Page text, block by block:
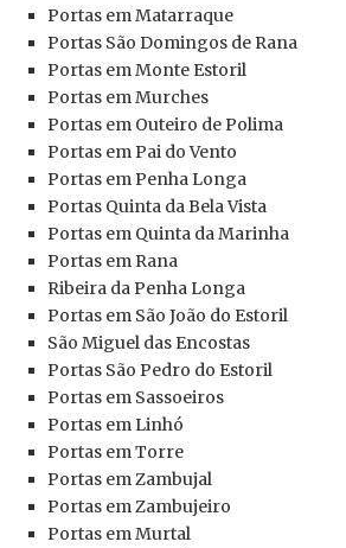
Portas em Matarraque
Portas São Domingos de Rana
Portas em Monte Estoril
Portas em Murches
Portas em Outeiro de Polima
Portas em Pai do Vento
Portas em Penha Longa
Portas Quinta da Bela Vista
Portas em Quinta da Marinha
Portas em Rana
Ribeira da Penha Longa
Portas em São João do Estoril
São Miguel das Encostas
Portas São Pedro do Estoril
Portas em Sassoeiros
Portas em Linhó
Portas em Torre
Portas em Zambujal
Portas em Zambujeiro
Portas em Murtal